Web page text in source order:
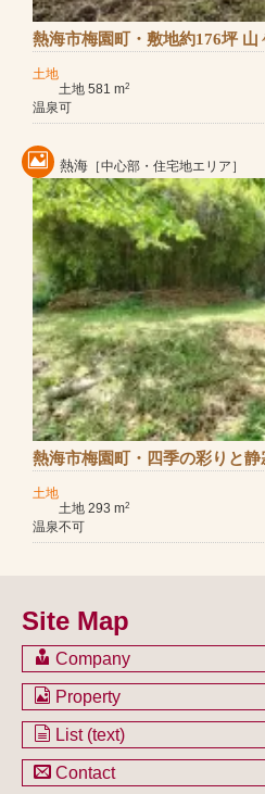
熱海市梅園町・敷地約176坪 山
土地
土地 581 m2
温泉可
熱海 ［中心部・住宅地エリア］
熱海市梅園町・四季の彩りと
土地
土地 293 m2
温泉不可
Site Map
Company
会社のご案内
不動産を購入したい方
不動産を売却したい方
不動産買取システム
Property
土地一覧
戸建一覧
マンション一覧
List (text)
土地一覧
Contact